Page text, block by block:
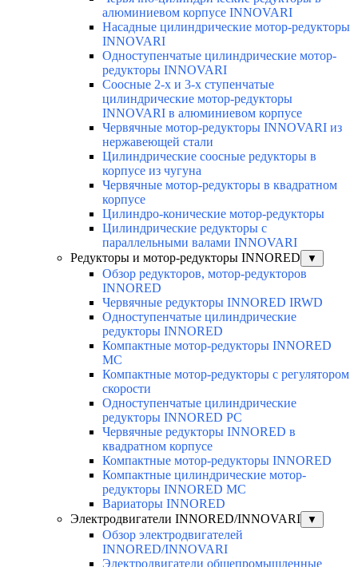
алюминиевом корпусе INNOVARI
Насадные цилиндрические мотор-редукторы
INNOVARI
Одноступенчатые цилиндрические мотор-
редукторы INNOVARI
Соосные 2-х и 3-х ступенчатые
цилиндрические мотор-редукторы
INNOVARI в алюминиевом корпусе
Червячные мотор-редукторы INNOVARI из
нержавеющей стали
Цилиндрические соосные редукторы в
корпусе из чугуна
Червячные мотор-редукторы в квадратном
корпусе
Цилиндро-конические мотор-редукторы
Цилиндрические редукторы с
параллельными валами INNOVARI
Редукторы и мотор-редукторы INNORED
▼
Обзор редукторов, мотор-редукторов
INNORED
Червячные редукторы INNORED IRWD
Одноступенчатые цилиндрические
редукторы INNORED
Компактные мотор-редукторы INNORED
MC
Компактные мотор-редукторы с регулятором
скорости
Одноступенчатые цилиндрические
редукторы INNORED PC
Червячные редукторы INNORED в
квадратном корпусе
Компактные мотор-редукторы INNORED
Компактные цилиндрические мотор-
редукторы INNORED MC
Вариаторы INNORED
Электродвигатели INNORED/INNOVARI
▼
Обзор электродвигателей
INNORED/INNOVARI
Электродвигатели общепромышленные